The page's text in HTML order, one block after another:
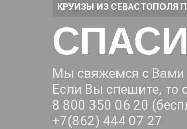
КРУИЗЫ ИЗ СЕВАСТОПОЛЯ
Мы свяжемся с
Если Вы спешите, то
8 800 350 06 20
+7(862) 444 07 27